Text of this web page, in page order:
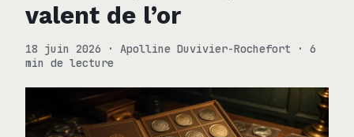
valent de l’or
18 juin 2026 · Apolline Duvivier-Rochefort ·
6
min de lecture